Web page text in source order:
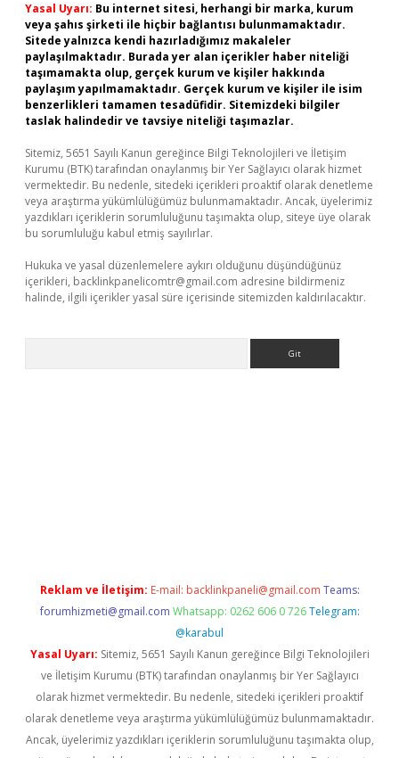
Yasal Uyarı: Bu internet sitesi, herhangi bir marka, kurum
veya şahıs şirketi ile hiçbir bağlantısı bulunmamaktadır.
Sitede yalnızca kendi hazırladığımız makaleler
paylaşılmaktadır. Burada yer alan içerikler haber niteliği
taşımamakta olup, gerçek kurum ve kişiler hakkında
paylaşım yapılmamaktadır. Gerçek kurum ve kişiler ile isim
benzerlikleri tamamen tesadüfidir. Sitemizdeki bilgiler
taslak halindedir ve tavsiye niteliği taşımazlar.
Sitemiz, 5651 Sayılı Kanun gereğince Bilgi Teknolojileri ve İletişim
Kurumu (BTK) tarafından onaylanmış bir Yer Sağlayıcı olarak hizmet
vermektedir. Bu nedenle, sitedeki içerikleri proaktif olarak denetleme
veya araştırma yükümlülüğümüz bulunmamaktadır. Ancak, üyelerimiz
yazdıkları içeriklerin sorumluluğunu taşımakta olup, siteye üye olarak
bu sorumluluğu kabul etmiş sayılırlar.
Hukuka ve yasal düzenlemelere aykırı olduğunu düşündüğünüz
içerikleri, backlinkpanelicomtr@gmail.com adresine bildirmeniz
halinde, ilgili içerikler yasal süre içerisinde sitemizden kaldırılacaktır.
Reklam ve İletişim: E-mail: backlinkpaneli@gmail.com Teams:
forumhizmeti@gmail.com Whatsapp: 0262 606 0 726 Telegram:
@karabul
Yasal Uyarı: Sitemiz, 5651 Sayılı Kanun gereğince Bilgi Teknolojileri
ve İletişim Kurumu (BTK) tarafından onaylanmış bir Yer Sağlayıcı
olarak hizmet vermektedir. Bu nedenle, sitedeki içerikleri proaktif
olarak denetleme veya araştırma yükümlülüğümüz bulunmamaktadır.
Ancak, üyelerimiz yazdıkları içeriklerin sorumluluğunu taşımakta olup,